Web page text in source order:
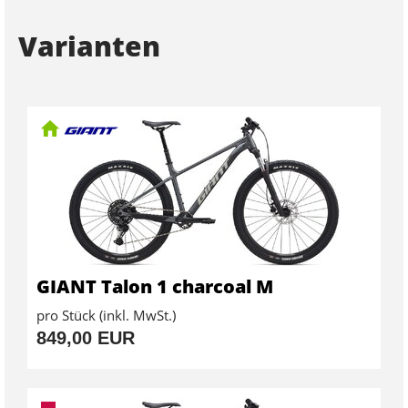
Varianten
GIANT Talon 1 charcoal M
pro Stück (inkl. MwSt.)
849,00 EUR